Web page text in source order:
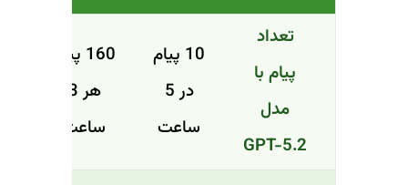
تعداد
پیام با
مدل
GPT-5.2
10 پیام
در 5
ساعت
160 پیام
هر 3
ساعت